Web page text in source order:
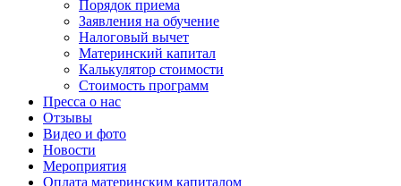
Порядок приема
Заявления на обучение
Налоговый вычет
Материнский капитал
Калькулятор стоимости
Стоимость программ
Пресса о нас
Отзывы
Видео и фото
Новости
Мероприятия
Оплата материнским капиталом